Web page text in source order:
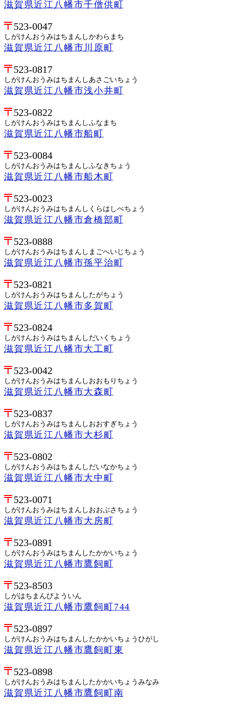
滋賀県近江八幡市千僧供町
523-0047
しがけんおうみはちまんしかわらまち
滋賀県近江八幡市川原町
523-0817
しがけんおうみはちまんしあさごいちょう
滋賀県近江八幡市浅小井町
523-0822
しがけんおうみはちまんしふなまち
滋賀県近江八幡市船町
523-0084
しがけんおうみはちまんしふなきちょう
滋賀県近江八幡市船木町
523-0023
しがけんおうみはちまんしくらはしべちょう
滋賀県近江八幡市倉橋部町
523-0888
しがけんおうみはちまんしまごへいじちょう
滋賀県近江八幡市孫平治町
523-0821
しがけんおうみはちまんしたがちょう
滋賀県近江八幡市多賀町
523-0824
しがけんおうみはちまんしだいくちょう
滋賀県近江八幡市大工町
523-0042
しがけんおうみはちまんしおおもりちょう
滋賀県近江八幡市大森町
523-0837
しがけんおうみはちまんしおおすぎちょう
滋賀県近江八幡市大杉町
523-0802
しがけんおうみはちまんしだいなかちょう
滋賀県近江八幡市大中町
523-0071
しがけんおうみはちまんしおおぶさちょう
滋賀県近江八幡市大房町
523-0891
しがけんおうみはちまんしたかかいちょう
滋賀県近江八幡市鷹飼町
523-8503
しがはちまんびよういん
滋賀県近江八幡市鷹飼町744
523-0897
しがけんおうみはちまんしたかかいちょうひがし
滋賀県近江八幡市鷹飼町東
523-0898
しがけんおうみはちまんしたかかいちょうみなみ
滋賀県近江八幡市鷹飼町南